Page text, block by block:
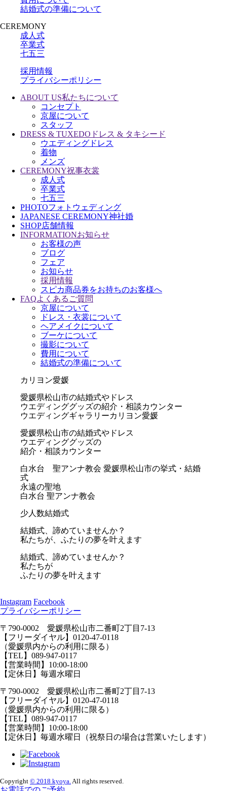
結婚式の準備について
CEREMONY
成人式
卒業式
七五三
採用情報
プライバシーポリシー
ABOUT US私たちについて
コンセプト
京屋について
スタッフ
DRESS & TUXEDO ドレス & タキシード
ウエディングドレス
着物
メンズ
CEREMONY祝事衣裳
成人式
卒業式
七五三
PHOTOフォトウェディング
JAPANESE CEREMONY神社婚
SHOP店舗情報
INFORMATIONお知らせ
お客様の声
ブログ
フェア
お知らせ
採用情報
スピカ商品券をお持ちのお客様へ
FAQよくあるご質問
京屋について
ドレス・衣裳について
ヘアメイクについて
ブーケについて
撮影について
費用について
結婚式の準備について
カリヨン愛媛
愛媛県松山市の結婚式やドレス
ウエディンググッズの紹介・相談カウンター
ウエディングギャラリーカリヨン愛媛
愛媛県松山市の結婚式やドレス
ウエディンググッズの
紹介・相談カウンター
白水台 聖アンナ教会 愛媛県松山市の挙式・結婚
式
永遠の聖地
白水台 聖アンナ教会
少人数結婚式
結婚式、諦めていませんか？
私たちが、ふたりの夢を叶えます
結婚式、諦めていませんか？
私たちが
ふたりの夢を叶えます
Instagram Facebook
プライバシーポリシー
〒790-0002 愛媛県松山市二番町2丁目7-13
【フリーダイヤル】0120-47-0118
（愛媛県内からの利用に限る）
【TEL】089-947-0117
【営業時間】10:00-18:00
【定休日】毎週水曜日
〒790-0002 愛媛県松山市二番町2丁目7-13
【フリーダイヤル】0120-47-0118
（愛媛県内からの利用に限る）
【TEL】089-947-0117
【営業時間】10:00-18:00
【定休日】毎週水曜日（祝祭日の場合は営業いたします）
Copyright © 2018 kyoya. All rights reserved.